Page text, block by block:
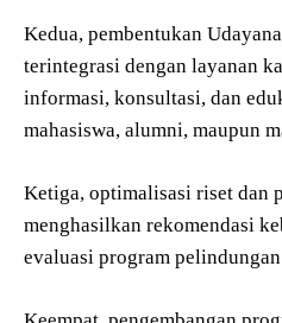
Kedua, pembentukan
terintegrasi dengan layanan
informasi, konsultasi, dan
mahasiswa, alumni, maupun
Ketiga, optimalisasi riset dan
menghasilkan rekomendasi
evaluasi program